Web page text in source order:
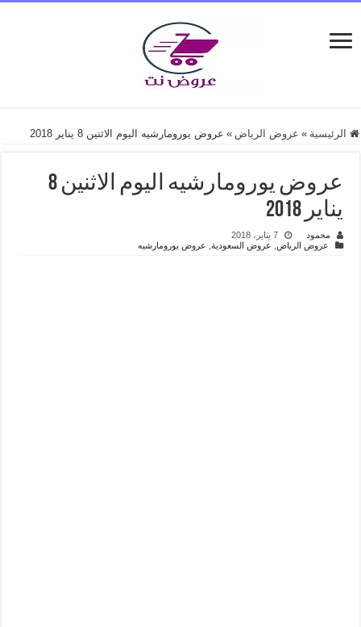
الرئيسية » عروض الرياض » عروض يورومارشيه اليوم الاثنين 8 يناير 2018
عروض يورومارشيه اليوم الاثنين 8
يناير 2018
محمود
7 يناير، 2018
عروض الرياض, عروض السعودية, عروض يورومارشيه